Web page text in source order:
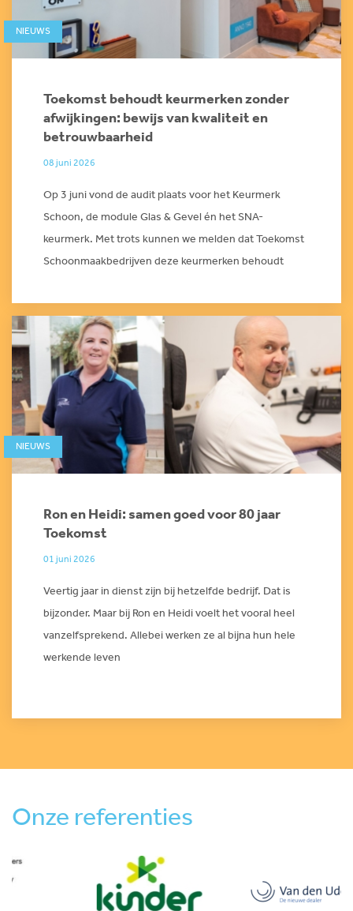
NIEUWS
Toekomst behoudt keurmerken zonder
afwijkingen: bewijs van kwaliteit en
betrouwbaarheid
08 juni 2026
Op 3 juni vond de audit plaats voor het Keurmerk
Schoon, de module Glas & Gevel én het SNA-
keurmerk. Met trots kunnen we melden dat Toekomst
Schoonmaakbedrijven deze keurmerken behoudt
NIEUWS
Ron en Heidi: samen goed voor 80 jaar
Toekomst
01 juni 2026
Veertig jaar in dienst zijn bij hetzelfde bedrijf. Dat is
bijzonder. Maar bij Ron en Heidi voelt het vooral heel
vanzelfsprekend. Allebei werken ze al bijna hun hele
werkende leven
Onze referenties